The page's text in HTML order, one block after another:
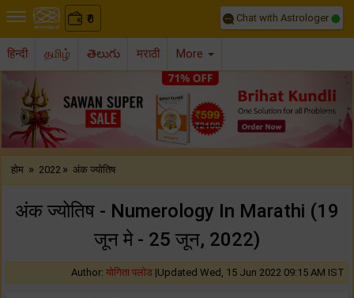
₹
0 Chat with Astrologer
हिन्दी தமிழ் తెలుగు मराठी More
Previous
होम » 2022 » अंक ज्योतिष
अंक ज्योतिष - Numerology In Marathi (19
जून मे - 25 जून, 2022)
Author: योगिता पलोड |Updated Wed, 15 Jun 2022 09:15 AM IST